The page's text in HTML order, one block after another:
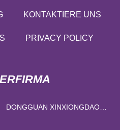
KONTAKTIERE UNS
PRIVACY POLICY
DONGGUAN XINXIONGDAO